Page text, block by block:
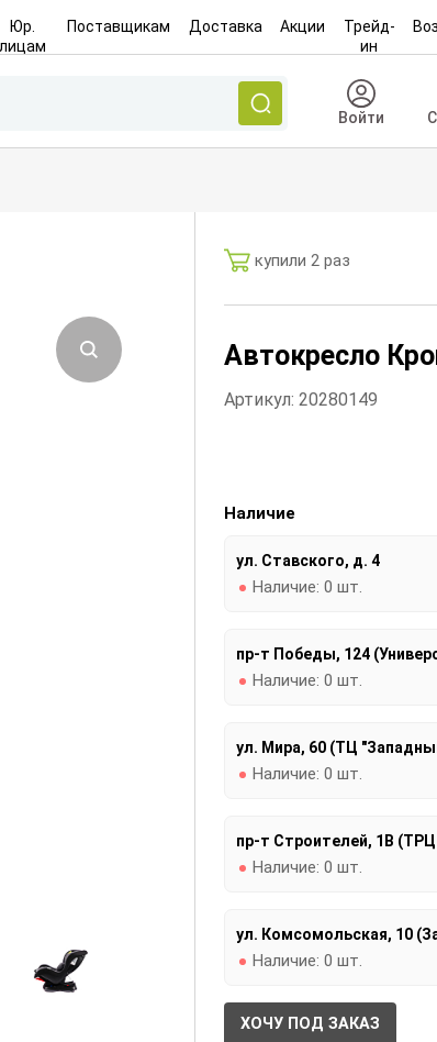
Юр.
лицам
Поставщикам Доставка Акции
Трейд-
ин
Войти
купили 2 раз
Автокресло
Артикул: 20280149
Наличие
ул. Ставского, д. 4
Наличие: 0 шт.
пр-т Победы, 124
Наличие: 0 шт.
ул. Мира, 60 (ТЦ
Наличие: 0 шт.
пр-т Строителей, 1В
Наличие: 0 шт.
ул. Комсомольская, 10
Наличие: 0 шт.
ХОЧУ ПОД ЗАКАЗ